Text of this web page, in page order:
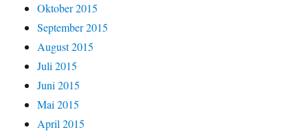
Oktober 2015
September 2015
August 2015
Juli 2015
Juni 2015
Mai 2015
April 2015